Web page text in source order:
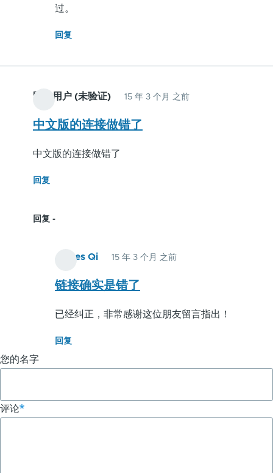
长，
过。
回复
匿名用户 (未验证) 15 年 3 个月 之前
中文版的连接做错了
中文版的连接做错了
回复
回复
James Qi 15 年 3 个月 之前
户
复
链接确实是错了
已经纠正，非常感谢这位朋友留言指出！
回复
您的名字
评论